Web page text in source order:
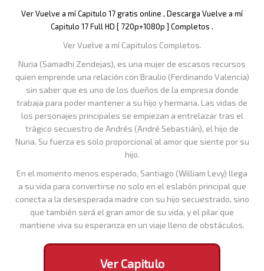
Ver Vuelve a mí Capitulo 17 gratis online , Descarga Vuelve a mí
Capitulo 17 Full HD [ 720p+1080p ] Completos .
Ver Vuelve a mí Capitulos Completos.
Nuria (Samadhi Zendejas), es una mujer de escasos recursos
quien emprende una relación con Braulio (Ferdinando Valencia)
sin saber que es uno de los dueños de la empresa donde
trabaja para poder mantener a su hijo y hermana. Las vidas de
los personajes principales se empiezan a entrelazar tras el
trágico secuestro de Andrés (André Sebastián), el hijo de
Nuria. Su fuerza es solo proporcional al amor que siente por su
hijo.
En el momento menos esperado, Santiago (William Levy) llega
a su vida para convertirse no solo en el eslabón principal que
conecta a la desesperada madre con su hijo secuestrado, sino
que también será el gran amor de su vida, y el pilar que
mantiene viva su esperanza en un viaje lleno de obstáculos.
Ver Capitulo